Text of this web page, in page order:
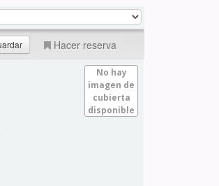
Hacer reserva
No hay
imagen de
cubierta
disponible